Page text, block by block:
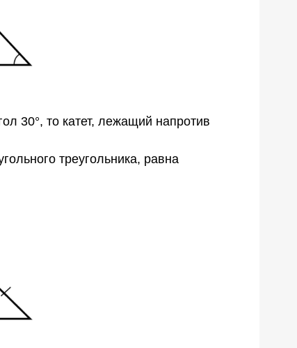
30°, то катет, лежащий напротив
треугольника, равна